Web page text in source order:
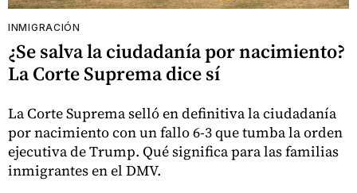
INMIGRACIÓN
¿Se salva la ciudadanía por nacimiento?
La Corte Suprema dice sí
La Corte Suprema selló en definitiva la ciudadanía
por nacimiento con un fallo 6-3 que tumba la orden
ejecutiva de Trump. Qué significa para las familias
inmigrantes en el DMV.